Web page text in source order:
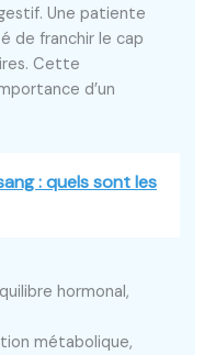
Une patiente
de franchir le cap
Cette
d’un
: quels sont les
hormonal,
métabolique,